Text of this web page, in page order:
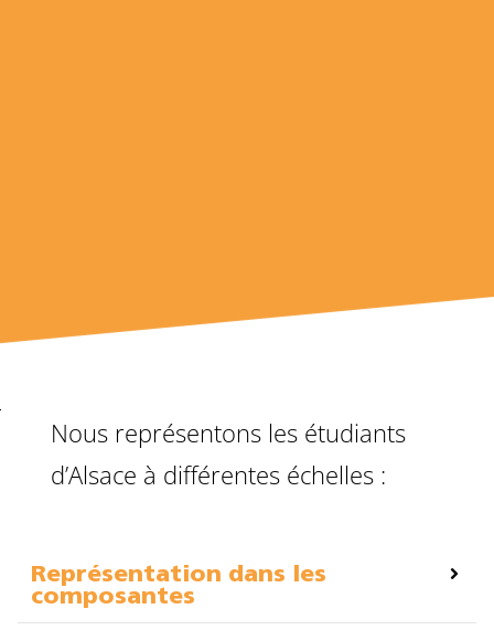
Nous représentons les étudiants
d’Alsace à différentes échelles :
Représentation dans les
composantes